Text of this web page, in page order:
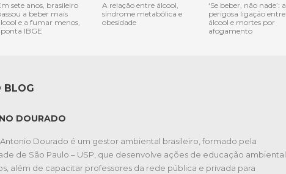
sete anos, brasileiro
a beber mais
e a fumar menos,
IBGE
A relação entre álcool,
síndrome metabólica e
obesidade
‘Se beber, não nade’: a
perigosa ligação entre
álcool e mortes por
afogamento
BLOG
DOURADO
Dourado é um gestor ambiental brasileiro, formado pela
de São Paulo – USP, que desenvolve ações de educação ambiental
além de capacitar professores da rede pública e privada para